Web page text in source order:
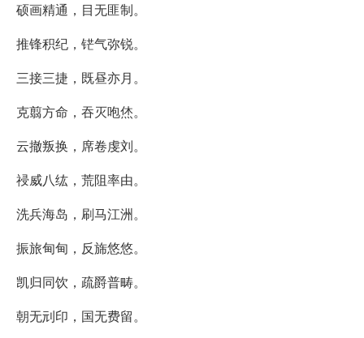
硕画精通，目无匪制。
推锋积纪，铓气弥锐。
三接三捷，既昼亦月。
克翦方命，吞灭咆烋。
云撤叛换，席卷虔刘。
祲威八纮，荒阻率由。
洗兵海岛，刷马江洲。
振旅甸甸，反旆悠悠。
凯归同饮，疏爵普畴。
朝无刓印，国无费留。